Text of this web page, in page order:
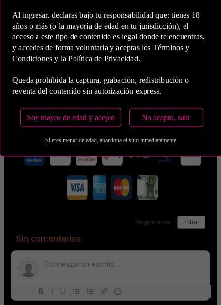
Al ingresar, declaras bajo tu responsabilidad que: tienes 18
años o más (o la mayoría de edad en tu jurisdicción), el
acceso a este tipo de contenido es legal donde te encuentras,
y accedes de forma voluntaria y aceptas los Términos y
Condiciones y la Política de Privacidad.
Queda prohibida la captura, grabación, redistribución o
reventa del contenido sin autorización expresa.
Soy mayor de edad y acepto No acepto, salir
Si eres menor de edad, abandona el sitio inmediatamente.
5 Horas
Estas tarifas incluyen transporte y preservativos
Medio de Pago: